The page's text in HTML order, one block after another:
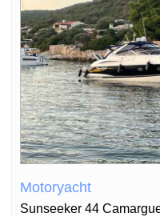
Motoryacht
Sunseeker 44